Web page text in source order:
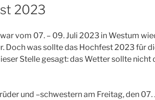
2023
vom 07. – 09. Juli 2023 in Westum
Doch was sollte das Hochfest 2023 für
Stelle gesagt: das Wetter sollte nicht
und –schwestern am Freitag, den 07.